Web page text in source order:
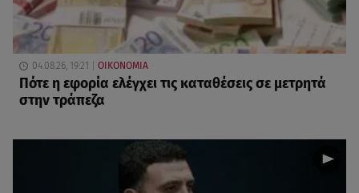
04.08.26, 19:21 ΟΙΚΟΝΟΜΙΑ
Πότε η εφορία ελέγχει τις καταθέσεις σε μετρητά
στην τράπεζα